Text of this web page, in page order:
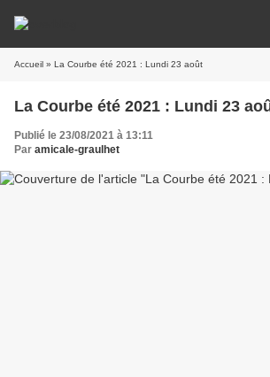
Accueil » La Courbe été 2021 : Lundi 23 août
La Courbe été 2021 : Lundi 23
Publié le 23/08/2021 à 13:11
Par amicale-graulhet